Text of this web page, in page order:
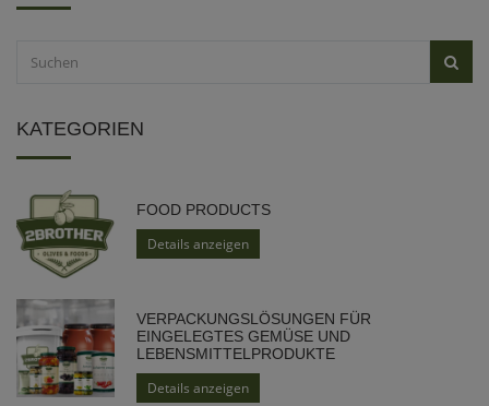
KATEGORIEN
FOOD PRODUCTS
Details anzeigen
VERPACKUNGSLÖSUNGEN FÜR
EINGELEGTES GEMÜSE UND
LEBENSMITTELPRODUKTE
Details anzeigen